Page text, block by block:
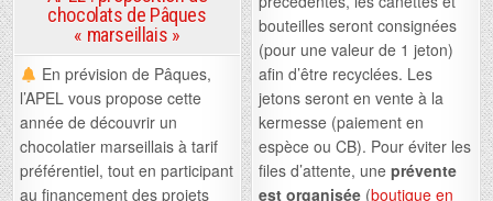
bouteilles seront consignées
(pour une valeur de 1 jeton)
afin d’être recyclées. Les
jetons seront en vente à la
kermesse (paiement en
espèce ou CB). Pour éviter les
files d’attente, uneprévente
est organisée (boutique en
chocolats de Pâques
« marseillais »
En prévision de Pâques,
l’APEL vous propose cette
année de découvrir un
chocolatier marseillais à tarif
préférentiel, tout en participant
au financement des projets